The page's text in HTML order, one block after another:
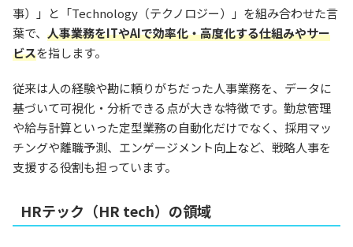
事）」と「Technology（テクノロジー）」を組み合わせた言
葉で、 人事業務をITやAIで効率化・高度化する仕組みやサー
ビスを指します。
従来は人の経験や勘に頼りがちだった人事業務を、データに
基づいて可視化・分析できる点が大きな特徴です。勤怠管理
や給与計算といった定型業務の自動化だけでなく、採用マッ
チングや離職予測、エンゲージメント向上など、戦略人事を
支援する役割も担っています。
HRテック（HR tech）の領域